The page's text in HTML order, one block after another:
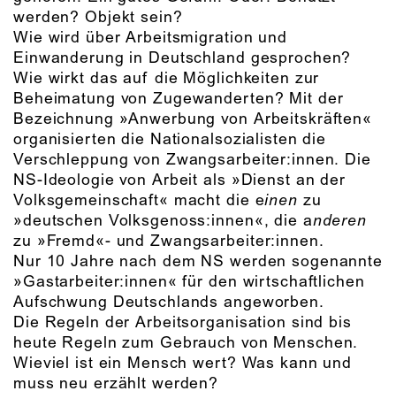
werden? Objekt sein?
Wie wird über Arbeitsmigration und
Einwanderung in Deutschland gesprochen?
Wie wirkt das auf die Möglichkeiten zur
Beheimatung von Zugewanderten? Mit der
Bezeichnung »Anwerbung von Arbeitskräften«
organisierten die Nationalsozialisten die
Verschleppung von Zwangsarbeiter:innen. Die
NS-Ideologie von Arbeit als »Dienst an der
Volksgemeinschaft« macht die einen zu
»deutschen Volksgenoss:innen«, die anderen
zu »Fremd«- und Zwangsarbeiter:innen.
Nur 10 Jahre nach dem NS werden sogenannte
»Gastarbeiter:innen« für den wirtschaftlichen
Aufschwung Deutschlands angeworben.
Die Regeln der Arbeitsorganisation sind bis
heute Regeln zum Gebrauch von Menschen.
Wieviel ist ein Mensch wert? Was kann und
muss neu erzählt werden?